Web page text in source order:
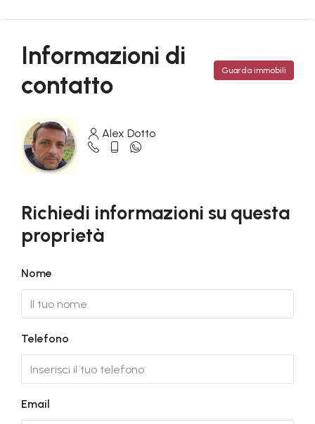
Informazioni di
contatto
Guarda immobili
Alex Dotto
Richiedi informazioni su questa
proprietà
Nome
Telefono
Email